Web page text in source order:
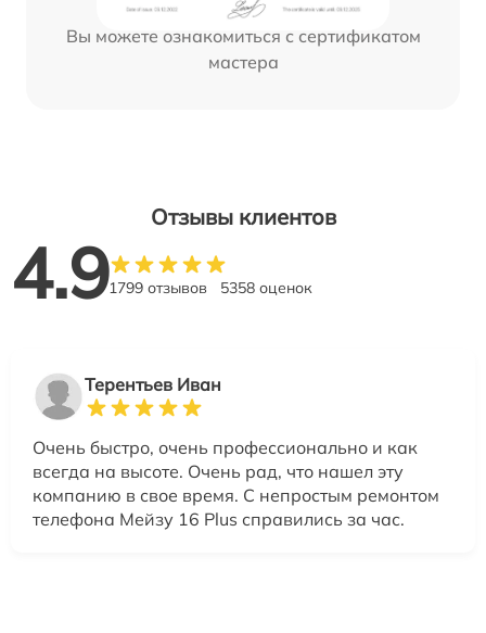
Вы можете ознакомиться с сертификатом
мастера
Отзывы клиентов
4.91799 отзывов 5358 оценок
Терентьев Иван
Очень быстро, очень профессионально и как
всегда на высоте. Очень рад, что нашел эту
компанию в свое время. С непростым ремонтом
телефона Мейзу 16 Plus справились за час.